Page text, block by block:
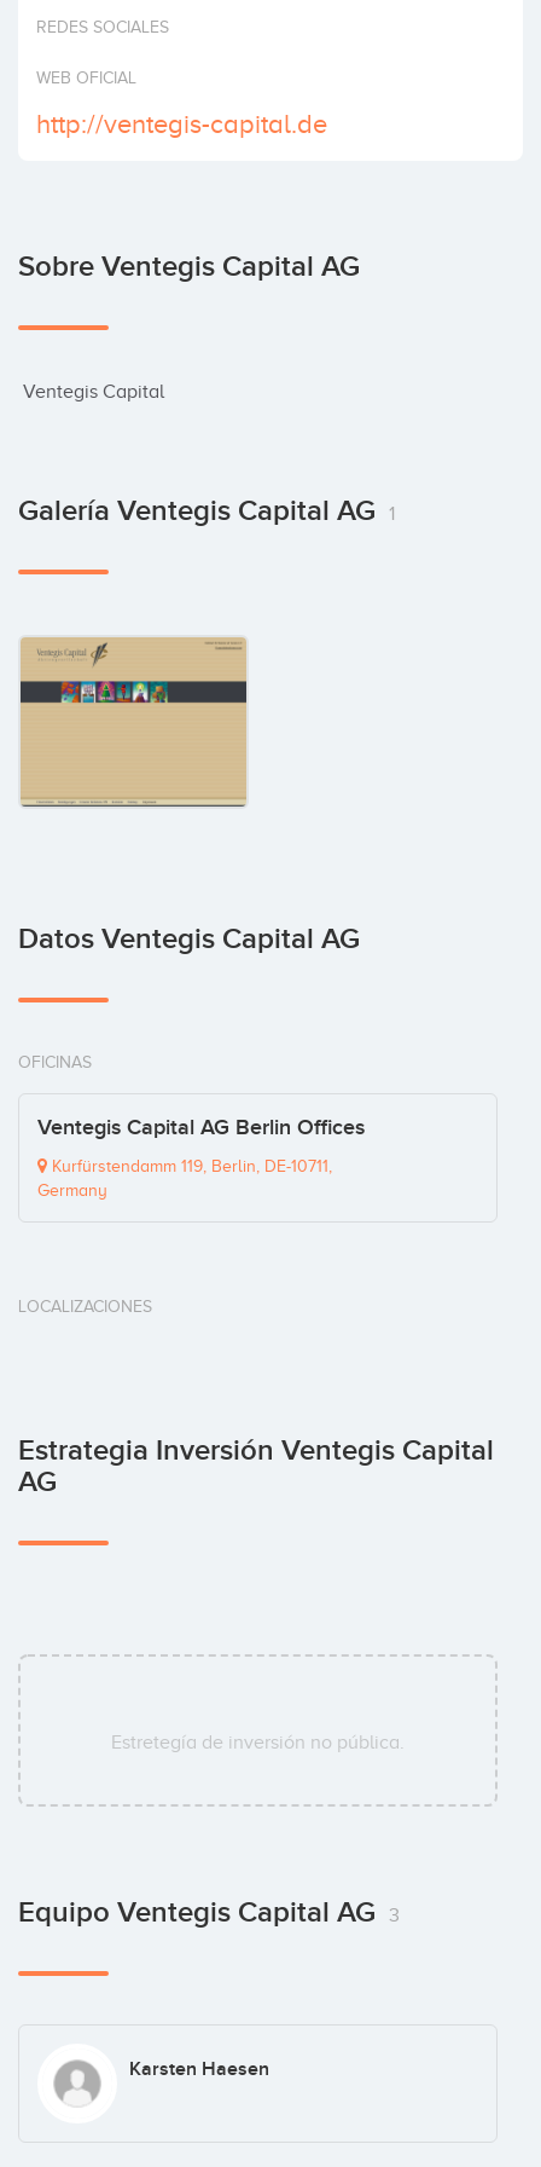
Invertir
REDES SOCIALES
WEB OFICIAL
http://ventegis-capital.de
Sobre Ventegis Capital AG
Ventegis Capital
Galería Ventegis Capital AG 1
Datos Ventegis Capital AG
OFICINAS
Ventegis Capital AG Berlin Offices
Kurfürstendamm 119, Berlin, DE-10711,
Germany
LOCALIZACIONES
Estrategia Inversión Ventegis Capital
AG
Estretegía de inversión no pública.
Equipo Ventegis Capital AG 3
Karsten Haesen